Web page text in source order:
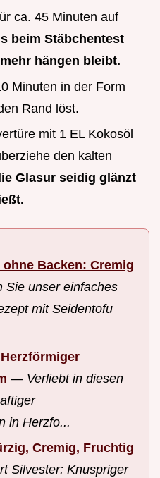
ca. 45 Minuten auf
beim Stäbchentest
hängen bleibt.
Minuten in der Form
Rand löst.
mit 1 EL Kokosöl
den kalten
Glasur seidig glänzt
Backen: Cremig
Sie unser einfaches
mit Seidentofu
— Verliebt in diesen
in Herzfo...
Cremig, Fruchtig
Silvester: Knuspriger